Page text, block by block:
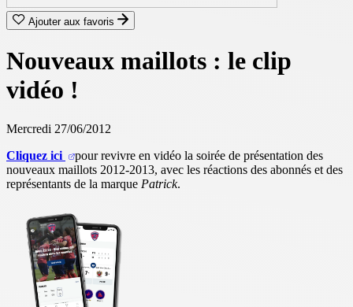
Ajouter aux favoris
Nouveaux maillots : le clip
vidéo !
Mercredi 27/06/2012
Cliquez ici
pour revivre en vidéo la soirée de présentation des
nouveaux maillots 2012-2013, avec les réactions des abonnés et des
représentants de la marque Patrick.